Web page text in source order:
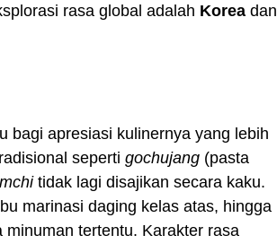
rasa global adalah Korea dan
bagi apresiasi kulinernya yang lebih
seperti gochujang (pasta
tidak lagi disajikan secara kaku.
marinasi daging kelas atas, hingga
minuman tertentu. Karakter rasa